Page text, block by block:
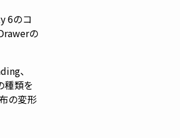
6のコ
の
、
種類を
の変形